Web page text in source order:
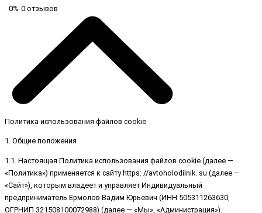
0% 0 отзывов
Политика использования файлов cookie
1. Общие положения
1.1. Настоящая Политика использования файлов cookie (далее —
«Политика») применяется к сайту https: //avtoholodilnik. su (далее —
«Сайт»), которым владеет и управляет Индивидуальный
предприниматель Ермолов Вадим Юрьевич (ИНН 505311263630,
ОГРНИП 321508100072988) (далее — «Мы», «Администрация»).